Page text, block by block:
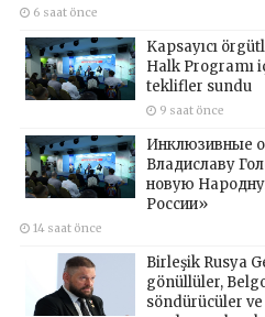
6 saat önce
Kapsayıcı
Halk Programı
teklifler sundu
9 saat önce
Инклюзивные
Владиславу
новую
России»
14 saat önce
Birleşik Rusya
gönüllüler,
söndürücüler